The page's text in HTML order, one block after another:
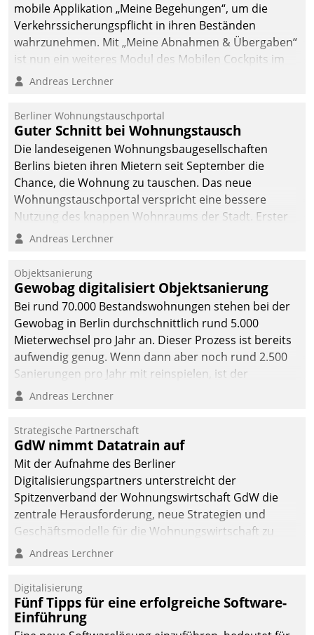
mobile Applikation „Meine Begehungen“, um die
Verkehrssicherungspflicht in ihren Beständen
wahrzunehmen. Mit „Meine Abnahmen & Übergaben“
ist nun ein weiteres Modul des Mobilen Cockpits im
Einsatz.
Andreas Lerchner
Berliner Wohnungstauschportal
Guter Schnitt bei Wohnungstausch
Die landeseigenen Wohnungsbaugesellschaften
Berlins bieten ihren Mietern seit September die
Chance, die Wohnung zu tauschen. Das neue
Wohnungstauschportal verspricht eine bessere
Nutzung des knappen Wohnraums der Stadt. Erster
Anwendungsfall für Datatrains Lösung API-Hub mit
Unternehmen.
Andreas Lerchner
Objektsanierung
Gewobag digitalisiert Objektsanierung
Bei rund 70.000 Bestandswohnungen stehen bei der
Gewobag in Berlin durchschnittlich rund 5.000
Mieterwechsel pro Jahr an. Dieser Prozess ist bereits
aufwendig genug. Wenn dann aber noch rund 2.500
Sanierungen pro Jahr mit reinspielen, ist der
Betreuungs- und Organisationsaufwand immens. Im
kommunale Wohnungsbauunternehmen daher
gemeinsam mit der Berliner Datatrain GmbH den
Teilprozess der Objektsanierung digitalisiert.
Andreas Lerchner
Strategische Partnerschaft
GdW nimmt Datatrain auf
Mit der Aufnahme des Berliner
Digitalisierungspartners unterstreicht der
Spitzenverband der Wohnungswirtschaft GdW die
zentrale Herausforderung, neue Strategien und
Geschäftsmodelle für die Wohnungswirtschaft zu
entwickeln.
Andreas Lerchner
Digitalisierung
Fünf Tipps für eine erfolgreiche Software-
Einführung